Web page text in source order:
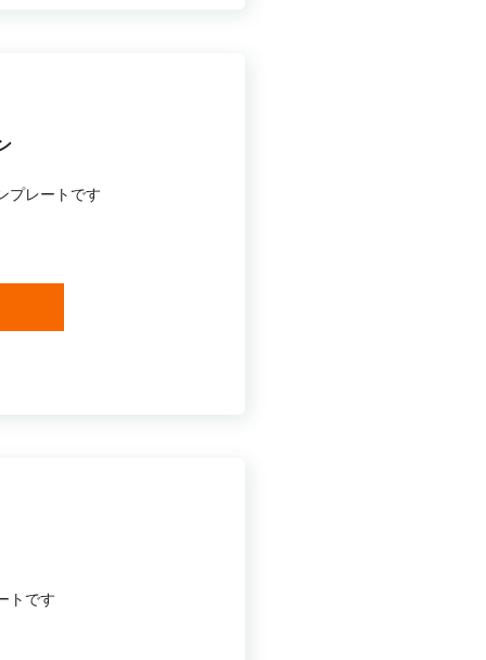
プレートです
トです